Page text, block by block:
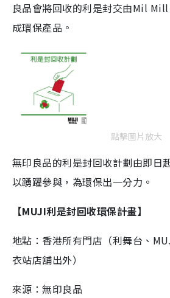
良品會將回收的利是封交由Mil
成環保產品。
點擊圖片放大
無印良品的利是封回收計劃由即日
以踴躍參與，為環保出一分力。
【MUJI利是封回收環保計畫】
地點：香港所有門店（利舞台、
衣站店舖出外）
來源：無印良品